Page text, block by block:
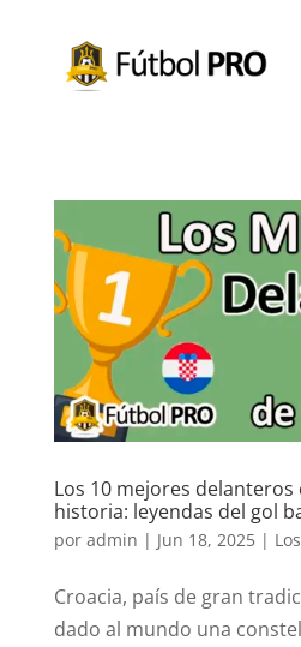
Los 10 mejores delanteros
historia: leyendas del gol
por admin | Jun 18, 2025|
Croacia, país de gran
dado al mundo una